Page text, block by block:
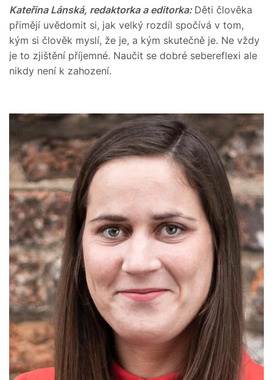
Kateřina Lánská, redaktorka a editorka: Děti člověka
přimějí uvědomit si, jak velký rozdíl spočívá v tom,
kým si člověk myslí, že je, a kým skutečně je. Ne vždy
je to zjištění příjemné. Naučit se dobré sebereflexi ale
nikdy není k zahození.